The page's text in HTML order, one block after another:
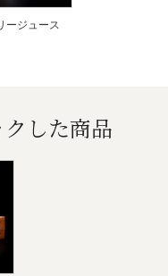
ージュース
した商品